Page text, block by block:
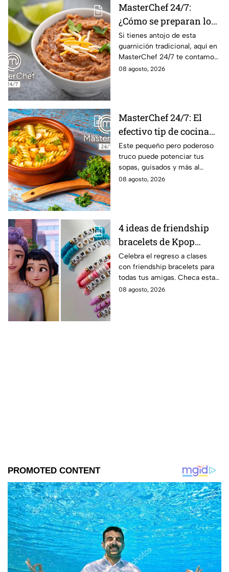
MasterChef 24/7:
¿Cómo se preparan los
frijoles puercos estilo
Sonora?
Si tienes antojo de esta
guarnición tradicional, aquí en
MasterChef 24/7 te contamos
la receta.
08 agosto, 2026
MasterChef 24/7: El
efectivo tip de cocina
de las abuelas para
darle sabor extra al
caldillo
Este pequeño pero poderoso
truco puede potenciar tus
sopas, guisados y más al
máximo.
08 agosto, 2026
4 ideas de friendship
bracelets de Kpop
Demon Hunters para
intercambiar con tus
mejores amigas este
regreso a clases
Celebra el regreso a clases
con friendship bracelets para
todas tus amigas. Checa estas
4 ideas inspiradas en Kpop
08 agosto, 2026